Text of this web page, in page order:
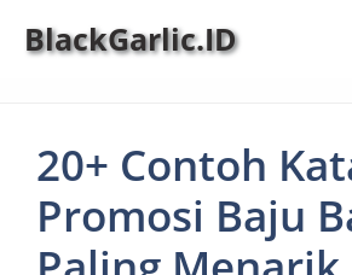
BlackGarlic.ID
20+ Contoh
Promosi Baju